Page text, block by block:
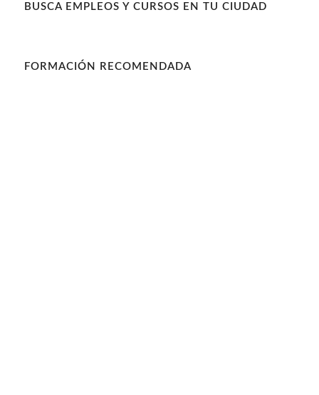
BUSCA EMPLEOS Y CURSOS EN TU CIUDAD
FORMACIÓN RECOMENDADA